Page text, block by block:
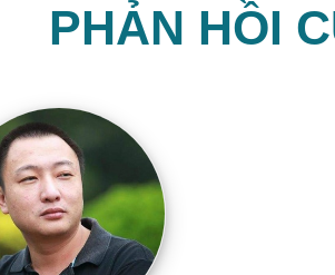
PHẢN HỒI